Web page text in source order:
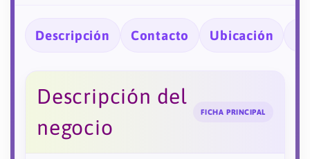
Descripción Contacto Ubicación
Descripción del
negocio
FICHA PRINCIPAL